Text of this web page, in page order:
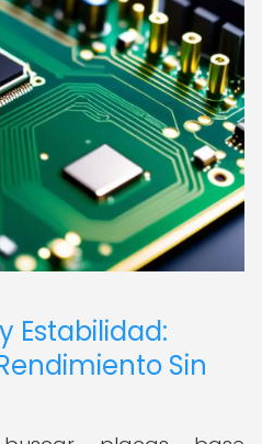
Estabilidad:
Sin